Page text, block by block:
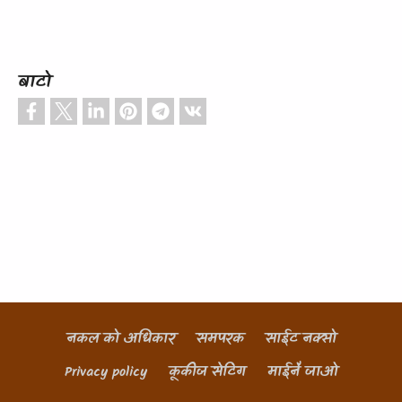
बाटो
Footer
नकल को अधिकार समपरक साईट नक्सो
Privacy policy कूकीज सेटिंग माईनै जाओ